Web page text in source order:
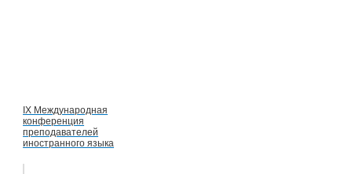
IX Международная
конференция
преподавателей
иностранного языка